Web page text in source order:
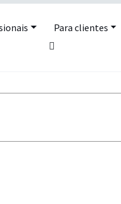
Para clientes